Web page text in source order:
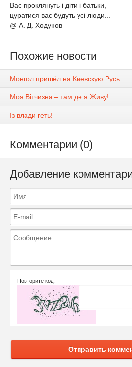
Вас проклянуть і діти і батьки,
цуратися вас будуть усі люди...
@ А. Д. Ходунов
Похожие новости
Монгол пришёл на Киевскую Русь...
Моя Вітчизна – там де я Живу!...
Із влади геть!
Комментарии (0)
Добавление
Повторите код:
Отправить